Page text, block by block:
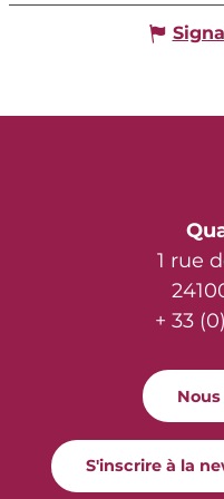
1 rue
+ 33
Nous
S'inscrire à la